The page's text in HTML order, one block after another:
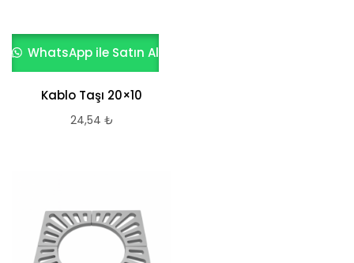
WhatsApp ile Satın Al
Kablo Taşı 20×10
24,54 ₺